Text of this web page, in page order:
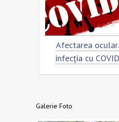
Afectarea oculara
infecția cu COVID-
Galerie Foto